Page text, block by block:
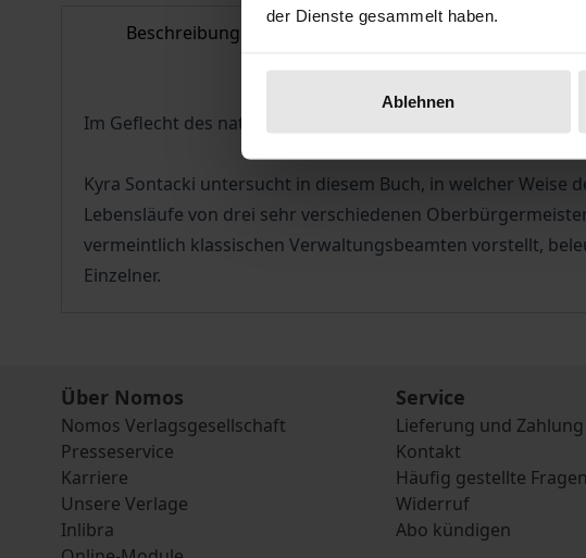
der Dienste gesammelt haben.
Ablehnen
Beschreibung
Im Geflecht des nationalsozialistischen Staates wurden
Kyra Sontacki untersucht in diesem Buch, in welcher
Lebensläufe von drei sehr verschiedenen
vermeintlich klassischen Verwaltungsbeamten vorstellt,
Einzelner.
Über Nomos
Nomos Verlagsgesellschaft
Presseservice
Karriere
Unsere Verlage
Inlibra
Service
Lieferung und Zahlung
Kontakt
Häufig gestellte Fragen
Widerruf
Abo kündigen